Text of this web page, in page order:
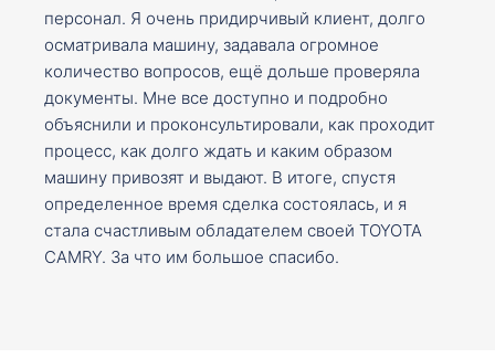
персонал. Я очень придирчивый клиент, долго
осматривала машину, задавала огромное
количество вопросов, ещё дольше проверяла
документы. Мне все доступно и подробно
объяснили и проконсультировали, как проходит
процесс, как долго ждать и каким образом
машину привозят и выдают. В итоге, спустя
определенное время сделка состоялась, и я
стала счастливым обладателем своей TOYOTA
CAMRY. За что им большое спасибо.